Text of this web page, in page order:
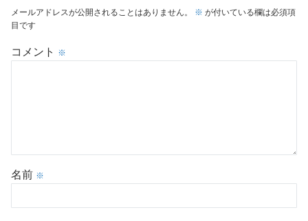
メールアドレスが公開されることはありません。 ※ が付いている欄は必須項
目です
コメント ※
名前 ※